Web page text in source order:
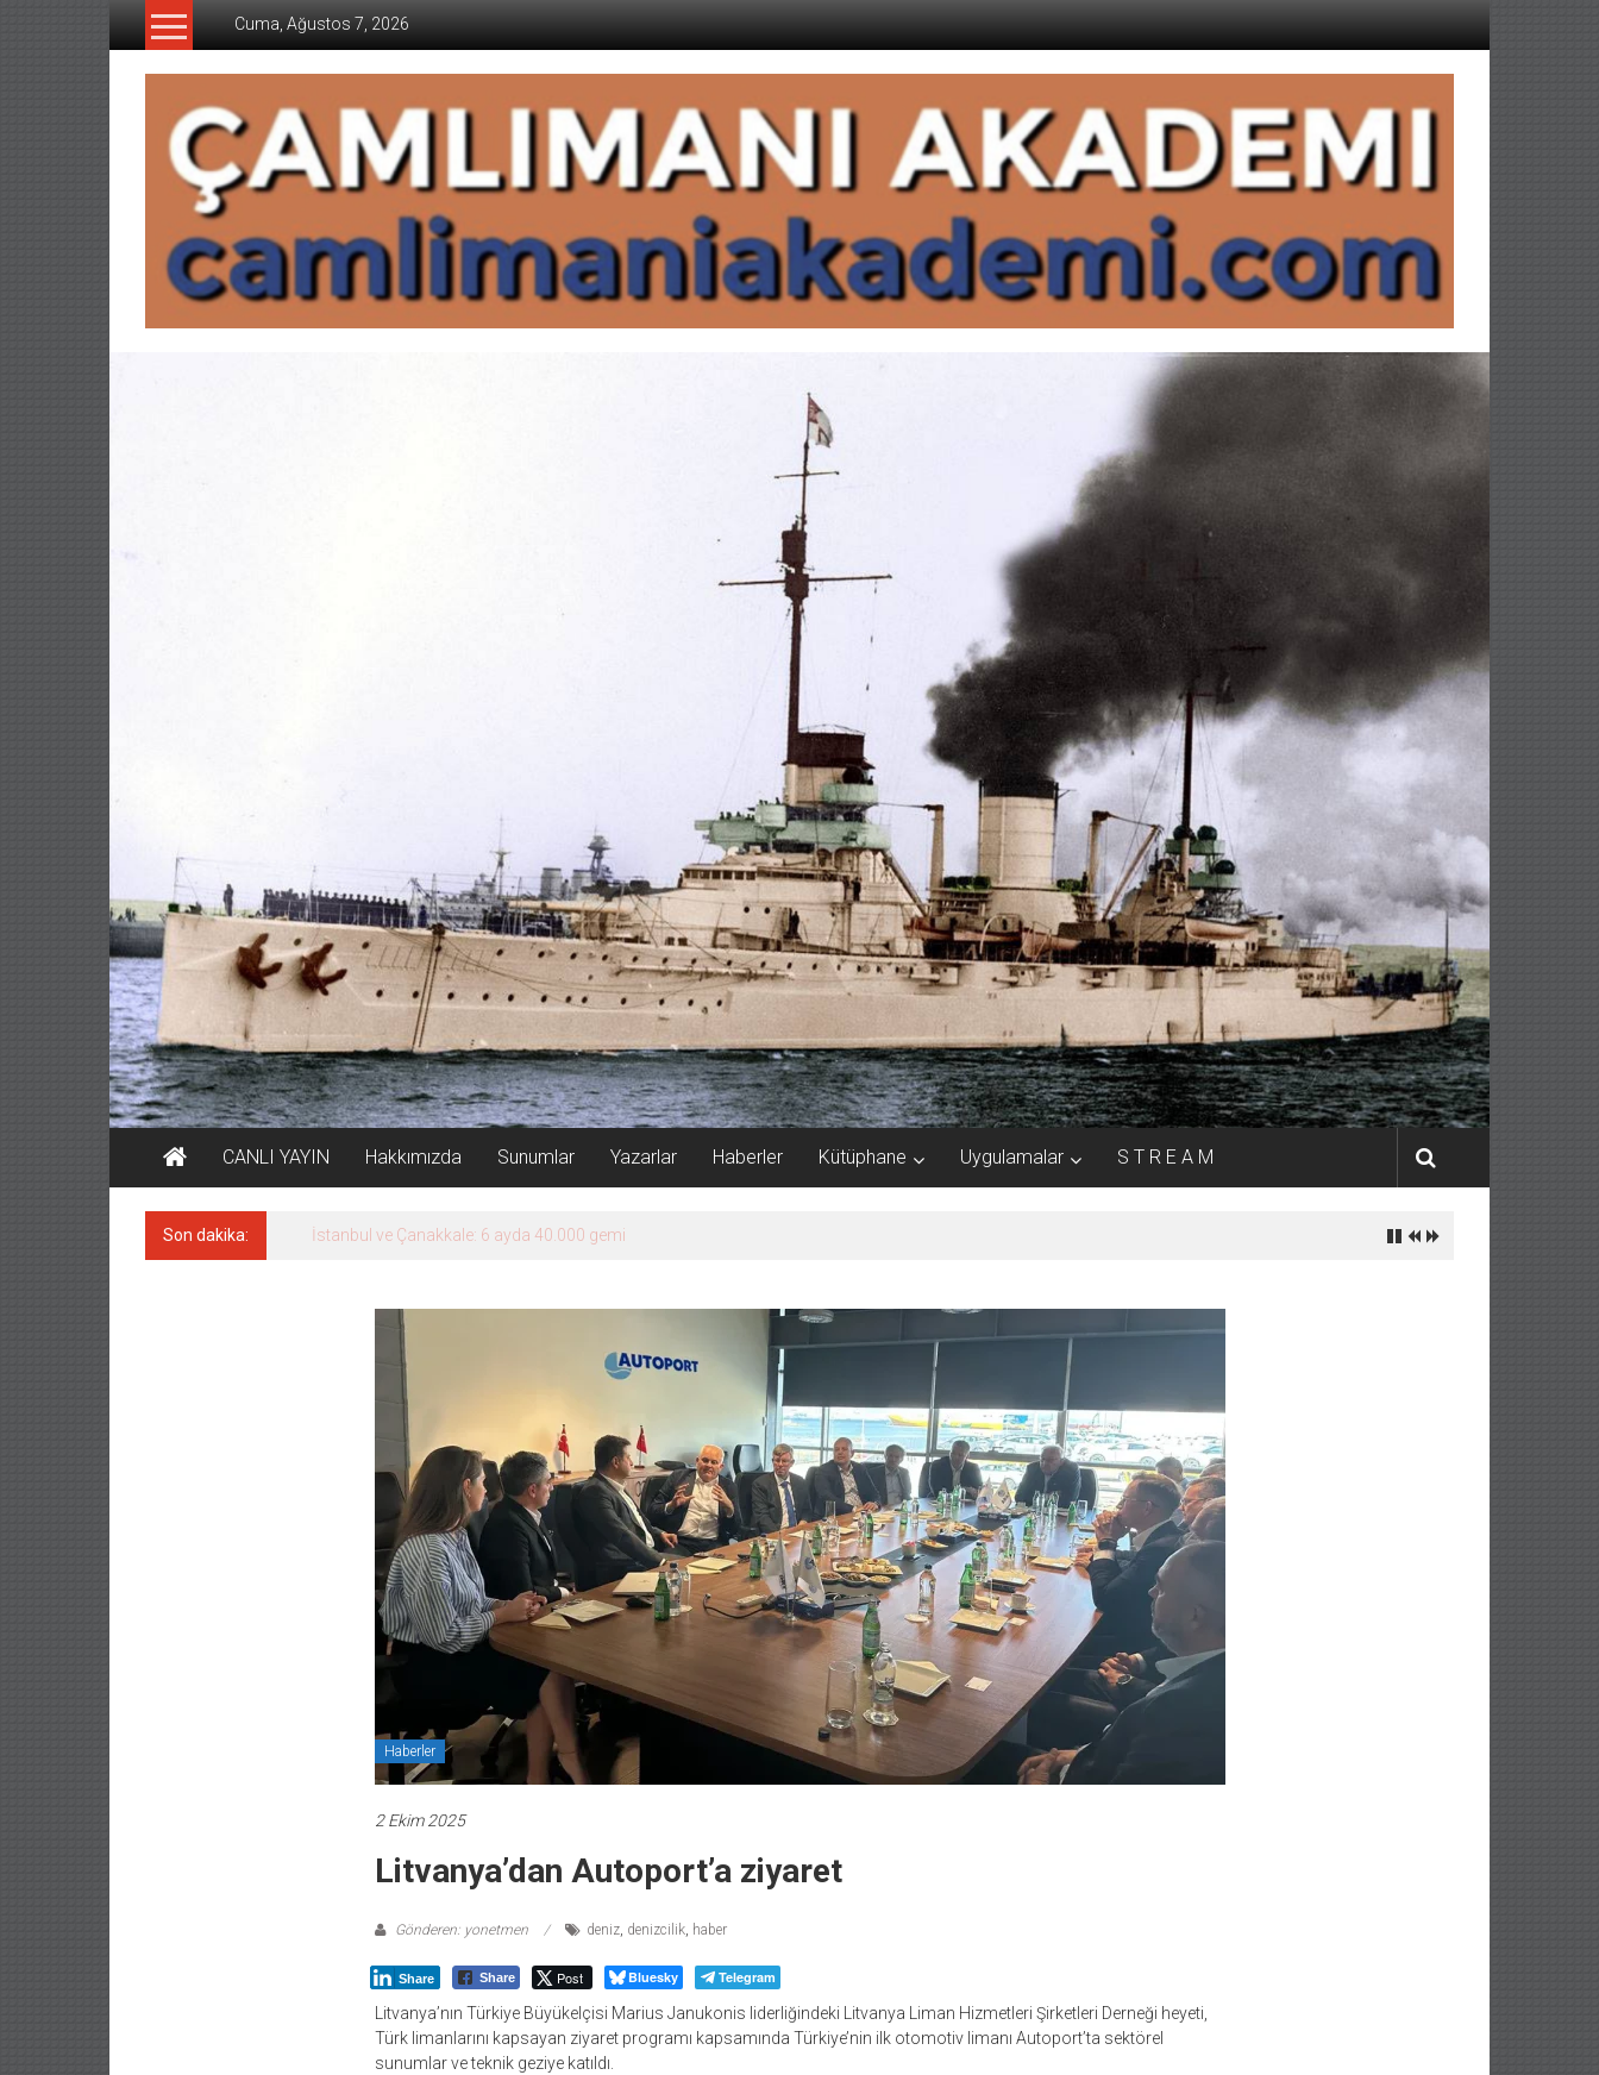
İçeriğe
Cuma, Ağustos 7, 2026
CAMLIMANI
AKADEMI
CANLI YAYIN Hakkımızda Sunumlar Yazarlar Haberler Kütüphane Uygulamalar S T R E A M
Son dakika: TEKNOFEST ‘Mavi Vatan’ ziyaretçi kayıtları başladı!
Haberler
2 Ekim 2025
Litvanya’dan Autoport’a ziyaret
Gönderen: yonetmen deniz, denizcilik, haber
Share Share Post Bluesky Telegram
Litvanya’nın Türkiye Büyükelçisi Marius Janukonis liderliğindeki Litvanya Liman Hizmetleri Şirketleri Derneği heyeti,
Türk limanlarını kapsayan ziyaret programı kapsamında Türkiye’nin ilk otomotiv limanı Autoport’ta sektörel
sunumlar ve teknik geziye katıldı.